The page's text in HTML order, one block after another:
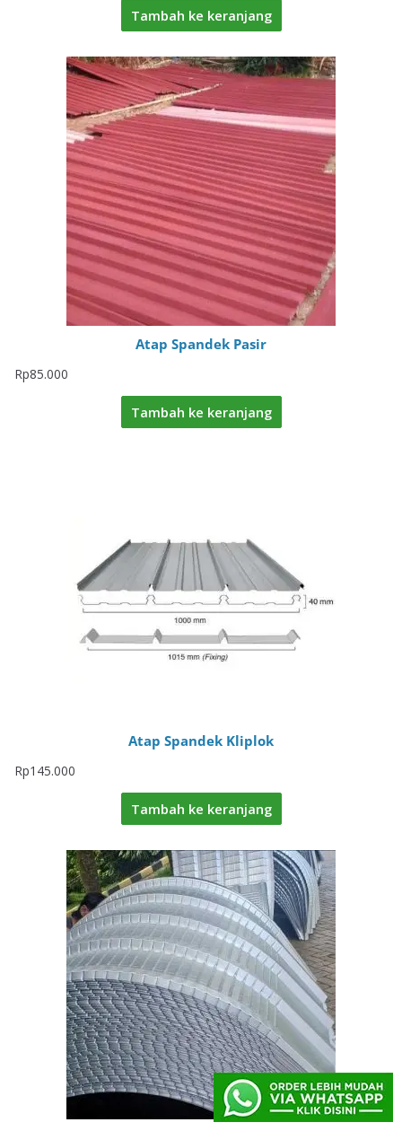
Tambah ke keranjang
Atap Spandek Pasir
Rp85.000
Tambah ke keranjang
Atap Spandek Kliplok
Rp145.000
Tambah ke keranjang